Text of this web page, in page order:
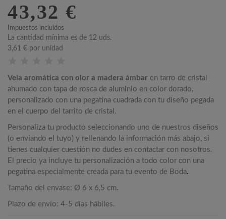
43,32 €
Impuestos incluidos
La cantidad mínima es de 12 uds.
3,61 € por unidad
Vela aromática con olor a madera ámbar en tarro de cristal
ahumado con tapa de rosca de aluminio en color dorado,
personalizado con una pegatina cuadrada con tu diseño pegada
en el cuerpo del tarrito de cristal.
Personaliza tu producto seleccionando uno de nuestros diseños
(o enviando el tuyo) y rellenando la información más abajo, si
tienes cualquier cuestión no dudes en contactar con nosotros.
El precio ya incluye tu personalización a todo color con una
pegatina especialmente creada para tu evento de Boda.
Tamaño del envase: Ø 6 x 6,5 cm.
Plazo de envío: 4-5 días hábiles.